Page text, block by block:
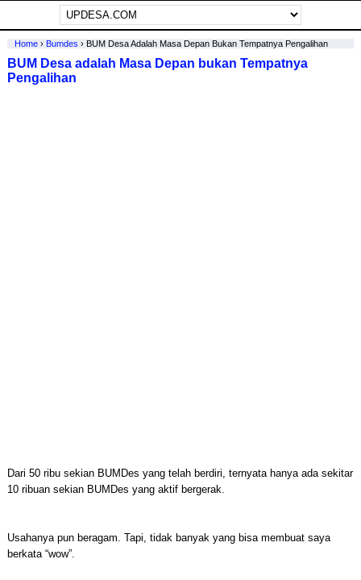
Home› Bumdes › BUM Desa Adalah Masa Depan Bukan Tempatnya Pengalihan
BUM Desa adalah Masa Depan bukan Tempatnya
Pengalihan
Dari 50 ribu sekian BUMDes yang telah berdiri, ternyata hanya ada sekitar
10 ribuan sekian BUMDes yang aktif bergerak.
Usahanya pun beragam. Tapi, tidak banyak yang bisa membuat saya
berkata “wow”.